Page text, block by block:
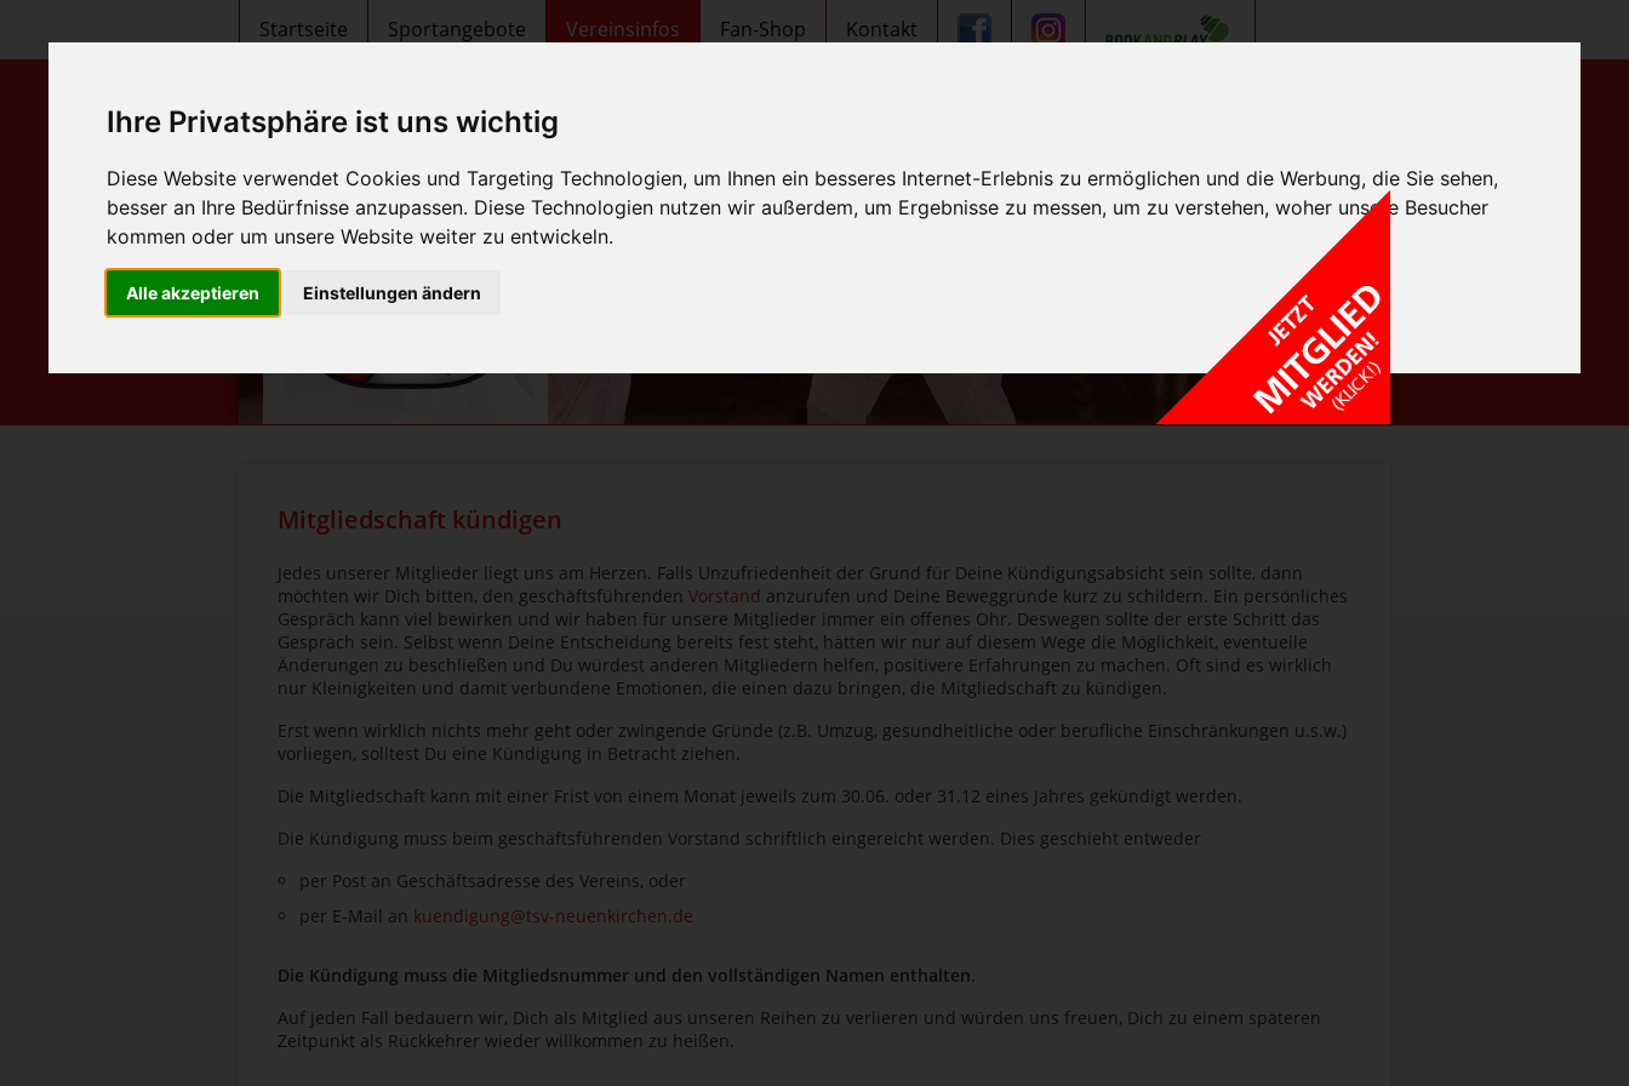
Ihre Privatsphäre ist uns wichtig
Diese Website verwendet Cookies und Targeting Technologien, um Ihnen ein besseres Internet-Erlebnis zu ermöglichen und die Werbung, die Sie sehen,
besser an Ihre Bedürfnisse anzupassen. Diese Technologien nutzen wir außerdem, um Ergebnisse zu messen, um zu verstehen, woher unsere Besucher
kommen oder um unsere Website weiter zu entwickeln.
Alle akzeptieren Einstellungen ändern
Startseite Sportangebote Vereinsinfos Fan-Shop Kontakt
Mitgliedschaft kündigen
Jedes unserer Mitglieder liegt uns am Herzen. Falls Unzufriedenheit der Grund für Deine Kündigungsabsicht sein sollte, dann
möchten wir Dich bitten, den geschäftsführenden Vorstand anzurufen und Deine Beweggründe kurz zu schildern. Ein persönliches
Gespräch kann viel bewirken und wir haben für unsere Mitglieder immer ein offenes Ohr. Deswegen sollte der erste Schritt das
Gespräch sein. Selbst wenn Deine Entscheidung bereits fest steht, hätten wir nur auf diesem Wege die Möglichkeit, eventuelle
Änderungen zu beschließen und Du würdest anderen Mitgliedern helfen, positivere Erfahrungen zu machen. Oft sind es wirklich
nur Kleinigkeiten und damit verbundene Emotionen, die einen dazu bringen, die Mitgliedschaft zu kündigen.
Erst wenn wirklich nichts mehr geht oder zwingende Gründe (z.B. Umzug, gesundheitliche oder berufliche Einschränkungen u.s.w.)
vorliegen, solltest Du eine Kündigung in Betracht ziehen.
Die Mitgliedschaft kann mit einer Frist von einem Monat jeweils zum 30.06. oder 31.12 eines Jahres gekündigt werden.
Die Kündigung muss beim geschäftsführenden Vorstand schriftlich eingereicht werden. Dies geschieht entweder
per Post an Geschäftsadresse des Vereins, oder
per E-Mail an kuendigung@tsv-neuenkirchen.de
Die Kündigung muss die Mitgliedsnummer und den vollständigen Namen enthalten.
Auf jeden Fall bedauern wir, Dich als Mitglied aus unseren Reihen zu verlieren und würden uns freuen, Dich zu einem späteren
Zeitpunkt als Rückkehrer wieder willkommen zu heißen.